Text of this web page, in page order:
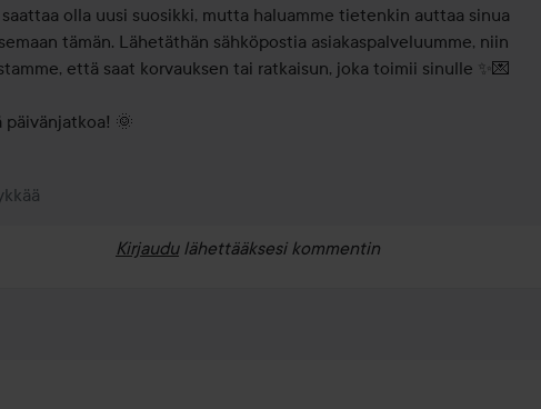
olla uusi suosikki, mutta haluamme tietenkin auttaa sinua
tämän. Lähetäthän sähköpostia asiakaspalveluumme, niin
että saat korvauksen tai ratkaisun, joka toimii sinulle ✨💌
päivänjatkoa! 🌞
Kirjaudu lähettääksesi kommentin